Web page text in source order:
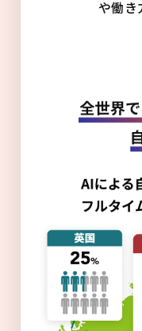
や働き